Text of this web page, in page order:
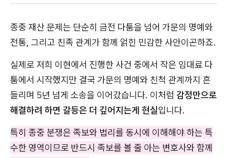
종중 재산 문제는 단순히 금전 다툼을 넘어 가문의 명예와
전통, 그리고 친족 관계가 함께 얽힌 민감한 사안이곤하죠.
실제로 저희 이현에서 진행한 사건 중에서 작은 임대료 다
툼에서 시작했지만 결국 가문의 명예와 친척 관계까지 흔
들리며 5년 넘게 소송을 이어갔습니다. 이처럼 감정만으로
해결하려 하면 갈등은 더 깊어지는게 현실입니다.
특히 종중 분쟁은 족보와 법리를 동시에 이해해야 하는 특
수한 영역이므로 반드시 족보를 볼 줄 아는 변호사와 함께